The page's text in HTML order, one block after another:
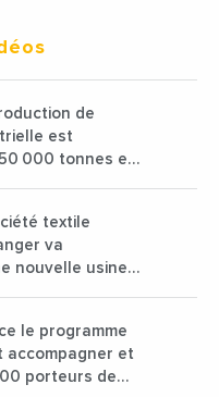
de
est
000 tonnes en
textile
va
nouvelle usine
le programme
accompagner et
porteurs de